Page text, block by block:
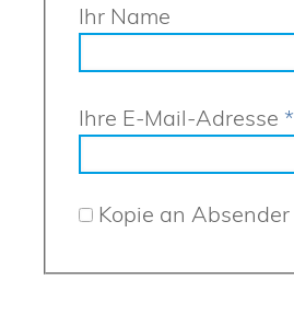
Ihr Name
Ihre E-Mail-Adresse *
Kopie an Absender